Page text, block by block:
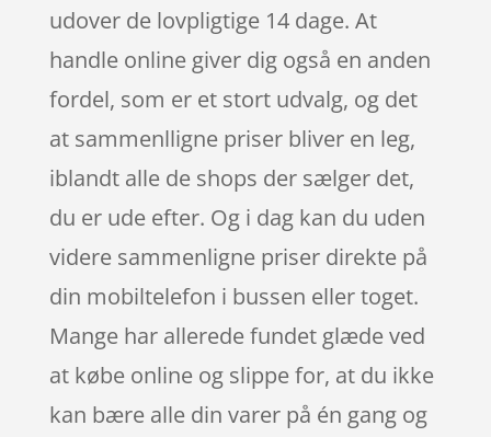
udover de lovpligtige 14 dage. At
handle online giver dig også en anden
fordel, som er et stort udvalg, og det
at sammenlligne priser bliver en leg,
iblandt alle de shops der sælger det,
du er ude efter. Og i dag kan du uden
videre sammenligne priser direkte på
din mobiltelefon i bussen eller toget.
Mange har allerede fundet glæde ved
at købe online og slippe for, at du ikke
kan bære alle din varer på én gang og